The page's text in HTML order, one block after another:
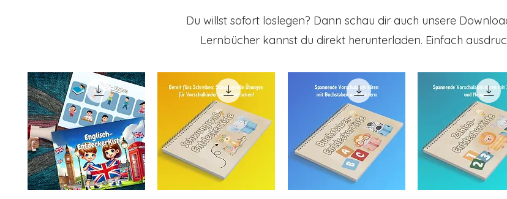
Ein interaktives Lernbuch ist mehr als nur ein Buch – es ist eine
Staunen und Mitmachen. Damit eignet es sich auch hervorragend
Du willst sofort loslegen? Dann schau dir auch unsere
Lernbücher kannst du direkt herunterladen. Einfach